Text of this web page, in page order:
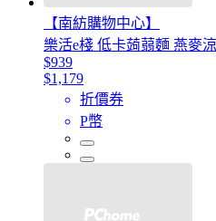
【南紡購物中心】
樂活e棧 低卡蒟蒻麵 燕麥
$939
$1,179
折價券
P幣